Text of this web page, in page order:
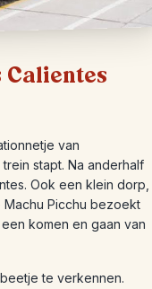
Calientes
van
stapt. Na anderhalf
Ook een klein dorp,
Picchu bezoekt
komen en gaan van
te verkennen.